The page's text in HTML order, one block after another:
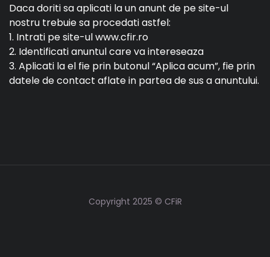
Daca doriti sa aplicati la un anunt de pe site-ul
nostru trebuie sa procedati astfel:
1. Intrati pe site-ul www.cfir.ro
2. Identificati anuntul care va intereseaza
3. Aplicati la el fie prin butonul “Aplica acum”, fie prin
datele de contact aflate in partea de sus a anuntului.
Copyright 2025 © CFiR